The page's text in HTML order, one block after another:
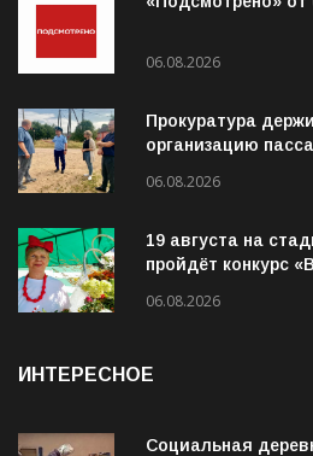
«Подсмотрено» от
06.08.2026
Прокуратура
06.08.2026
19 августа на